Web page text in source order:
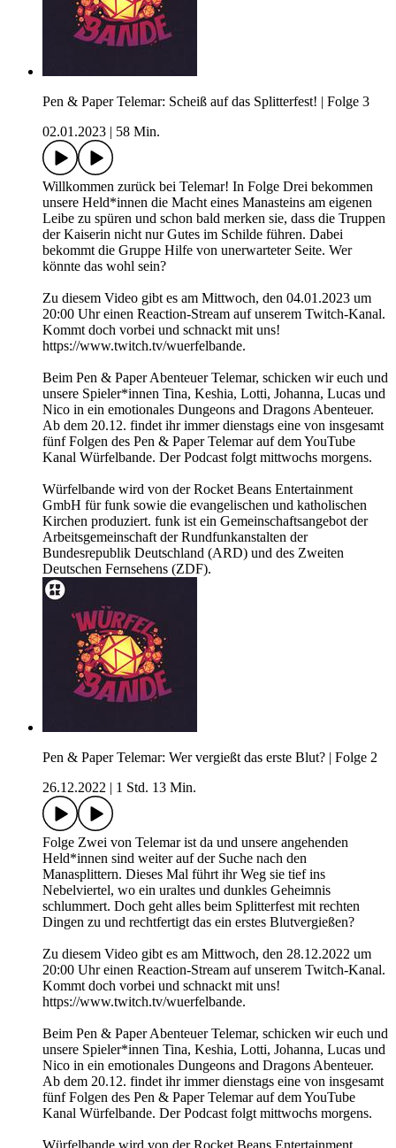
Pen & Paper Telemar: Scheiß auf das Splitterfest! | Folge 3
02.01.2023
58 Min.
Willkommen zurück bei Telemar! In Folge Drei bekommen
unsere Held*innen die Macht eines Manasteins am eigenen
Leibe zu spüren und schon bald merken sie, dass die Truppen
der Kaiserin nicht nur Gutes im Schilde führen. Dabei
bekommt die Gruppe Hilfe von unerwarteter Seite. Wer
könnte das wohl sein?
Zu diesem Video gibt es am Mittwoch, den 04.01.2023 um
20:00 Uhr einen Reaction-Stream auf unserem Twitch-Kanal.
Kommt doch vorbei und schnackt mit uns!
https://www.twitch.tv/wuerfelbande.
Beim Pen & Paper Abenteuer Telemar, schicken wir euch und
unsere Spieler*innen Tina, Keshia, Lotti, Johanna, Lucas und
Nico in ein emotionales Dungeons and Dragons Abenteuer.
Ab dem 20.12. findet ihr immer dienstags eine von insgesamt
fünf Folgen des Pen & Paper Telemar auf dem YouTube
Kanal Würfelbande. Der Podcast folgt mittwochs morgens.
Würfelbande wird von der Rocket Beans Entertainment
GmbH für funk sowie die evangelischen und katholischen
Kirchen produziert. funk ist ein Gemeinschaftsangebot der
Arbeitsgemeinschaft der Rundfunkanstalten der
Bundesrepublik Deutschland (ARD) und des Zweiten
Deutschen Fernsehens (ZDF).
Pen & Paper Telemar: Wer vergießt das erste Blut? | Folge 2
26.12.2022
1 Std. 13 Min.
Folge Zwei von Telemar ist da und unsere angehenden
Held*innen sind weiter auf der Suche nach den
Manasplittern. Dieses Mal führt ihr Weg sie tief ins
Nebelviertel, wo ein uraltes und dunkles Geheimnis
schlummert. Doch geht alles beim Splitterfest mit rechten
Dingen zu und rechtfertigt das ein erstes Blutvergießen?
Zu diesem Video gibt es am Mittwoch, den 28.12.2022 um
20:00 Uhr einen Reaction-Stream auf unserem Twitch-Kanal.
Kommt doch vorbei und schnackt mit uns!
https://www.twitch.tv/wuerfelbande.
Beim Pen & Paper Abenteuer Telemar, schicken wir euch und
unsere Spieler*innen Tina, Keshia, Lotti, Johanna, Lucas und
Nico in ein emotionales Dungeons and Dragons Abenteuer.
Ab dem 20.12. findet ihr immer dienstags eine von insgesamt
fünf Folgen des Pen & Paper Telemar auf dem YouTube
Kanal Würfelbande. Der Podcast folgt mittwochs morgens.